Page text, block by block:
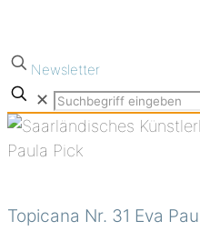
Newsletter
✕
Topicana Nr. 31 Eva